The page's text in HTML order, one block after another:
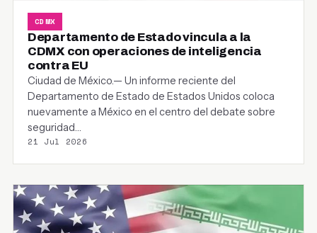
CDMX
Departamento de Estado vincula a la
CDMX con operaciones de inteligencia
contra EU
Ciudad de México.— Un informe reciente del
Departamento de Estado de Estados Unidos coloca
nuevamente a México en el centro del debate sobre
seguridad…
21 Jul 2026